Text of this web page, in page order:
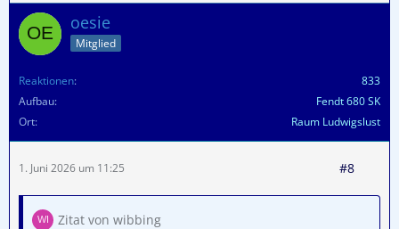
oesie
Mitglied
Reaktionen
833
Aufbau
Fendt 680 SK
Ort
Raum Ludwigslust
1. Juni 2026 um 11:25 #8
Zitat von wibbing